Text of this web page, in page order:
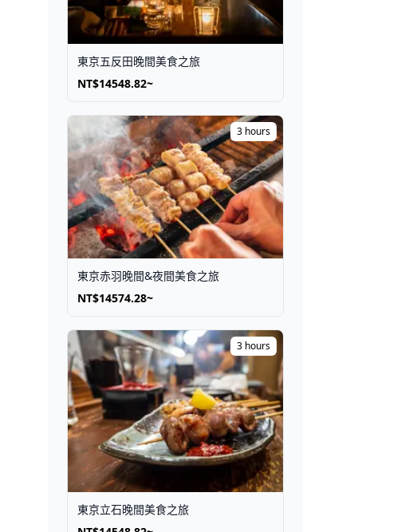
東京五反田晚間美食之旅
NT$14548.82~
3 hours
東京赤羽晚間&夜間美食之旅
NT$14574.28~
3 hours
東京立石晚間美食之旅